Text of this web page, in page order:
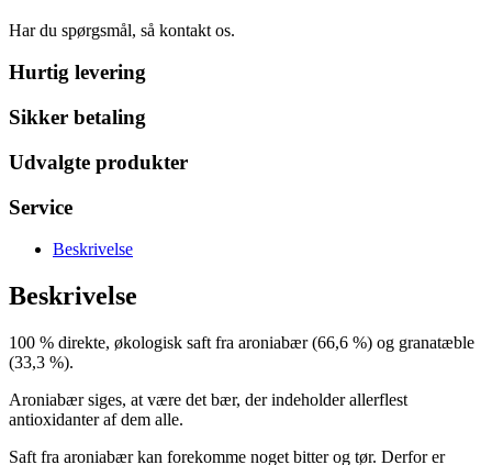
Har du spørgsmål, så kontakt os.
Hurtig levering
Sikker betaling
Udvalgte produkter
Service
Beskrivelse
Beskrivelse
100 % direkte, økologisk saft fra aroniabær (66,6 %) og granatæble
(33,3 %).
Aroniabær siges, at være det bær, der indeholder allerflest
antioxidanter af dem alle.
Saft fra aroniabær kan forekomme noget bitter og tør. Derfor er